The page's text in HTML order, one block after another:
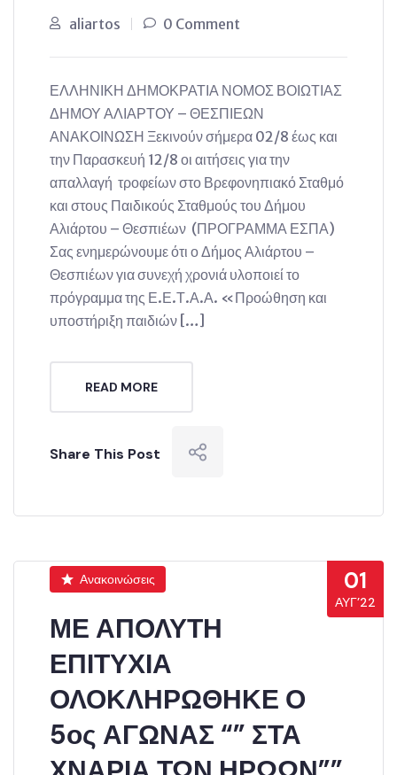
aliartos 0 Comment
ΕΛΛΗΝΙΚΗ ΔΗΜΟΚΡΑΤΙΑ ΝΟΜΟΣ ΒΟΙΩΤΙΑΣ
ΔΗΜΟΥ ΑΛΙΑΡΤΟΥ – ΘΕΣΠΙΕΩΝ
ΑΝΑΚΟΙΝΩΣΗ Ξεκινούν σήμερα 02/8 έως και
την Παρασκευή 12/8 οι αιτήσεις για την
απαλλαγή τροφείων στο Βρεφονηπιακό Σταθμό
και στους Παιδικούς Σταθμούς του Δήμου
Αλιάρτου – Θεσπιέων (ΠΡΟΓΡΑΜΜΑ ΕΣΠΑ)
Σας ενημερώνουμε ότι ο Δήμος Αλιάρτου –
Θεσπιέων για συνεχή χρονιά υλοποιεί το
πρόγραμμα της Ε.Ε.Τ.Α.Α. «Προώθηση και
υποστήριξη παιδιών […]
READ MORE
Share This Post
01
ΑΥΓ’22
Ανακοινώσεις
ΜΕ ΑΠΟΛΥΤΗ
ΕΠΙΤΥΧΙΑ
ΟΛΟΚΛΗΡΩΘΗΚΕ Ο
5ος ΑΓΩΝΑΣ “” ΣΤΑ